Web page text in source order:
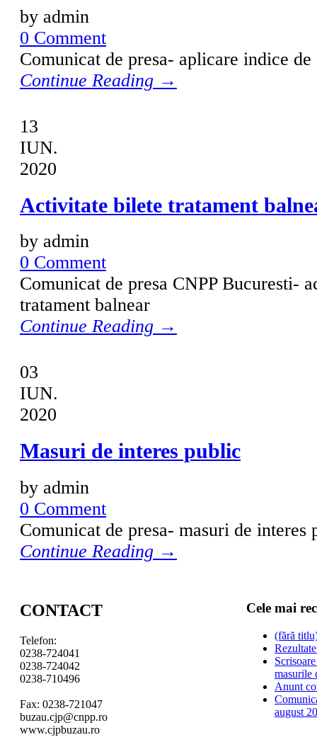
by admin
0 Comment
Comunicat de presa- aplicare indice
Continue Reading →
13
IUN.
2020
Activitate bilete tratament
by admin
0 Comment
Comunicat de presa CNPP Bucuresti-
tratament balnear
Continue Reading →
03
IUN.
2020
Masuri de interes public
by admin
0 Comment
Comunicat de presa- masuri de interes
Continue Reading →
CONTACT
Telefon:
0238-724041
0238-724042
0238-710496
Fax: 0238-721047
buzau.cjp@cnpp.ro
www.cjpbuzau.ro
Cele mai
(fără
masurile
Anunt
august